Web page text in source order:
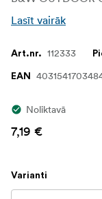
Lasīt vairāk
Art.nr. 112333
EAN
Noliktavā
7,19 €
Varianti